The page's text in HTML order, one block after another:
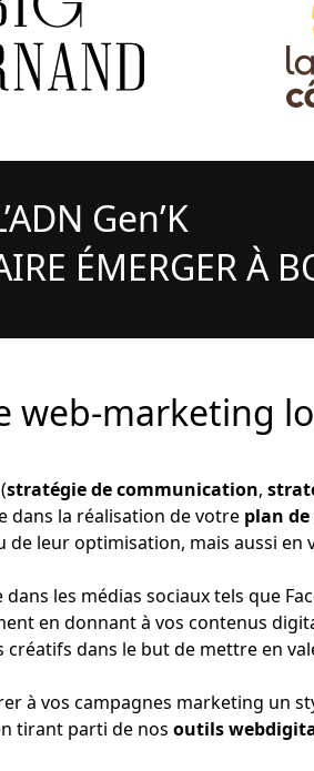
Gen’K
ÉMERGER À
web-marketing
stratégie de communication,
dans la réalisation de votre plan
leur optimisation, mais aussi en
les médias sociaux tels que
en donnant à vos contenus
dans le but de mettre en
à vos campagnes marketing un
tirant parti de nos outils web